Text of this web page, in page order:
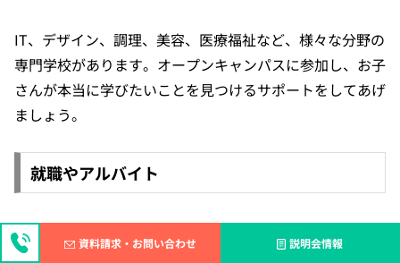
IT、デザイン、調理、美容、医療福祉など、様々な分野の
専門学校があります。オープンキャンパスに参加し、お子
さんが本当に学びたいことを見つけるサポートをしてあげ
ましょう。
就職やアルバイト
高校卒業資格を取得すれば、就職の道も開かれます。学校
によっては、就職サポートが手厚く、企業との連携が強い
資料請求・お問い合わせ 説明会情報